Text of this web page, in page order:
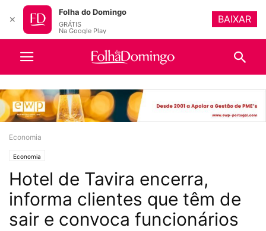
Economia
Economia
Hotel de Tavira encerra,
informa clientes que têm de
sair e convoca funcionários
✕
Folha do Domingo
GRÁTIS
Na Google Play
BAIXAR